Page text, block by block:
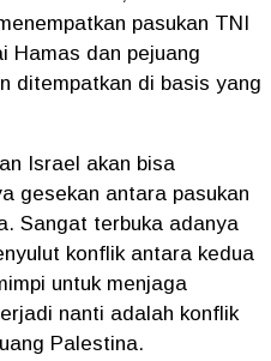
pasukan TNI
Hamas dan pejuang
ditempatkan di basis yang
Israel akan bisa
gesekan antara pasukan
Sangat terbuka adanya
konflik antara kedua
untuk menjaga
nanti adalah konflik
Palestina.